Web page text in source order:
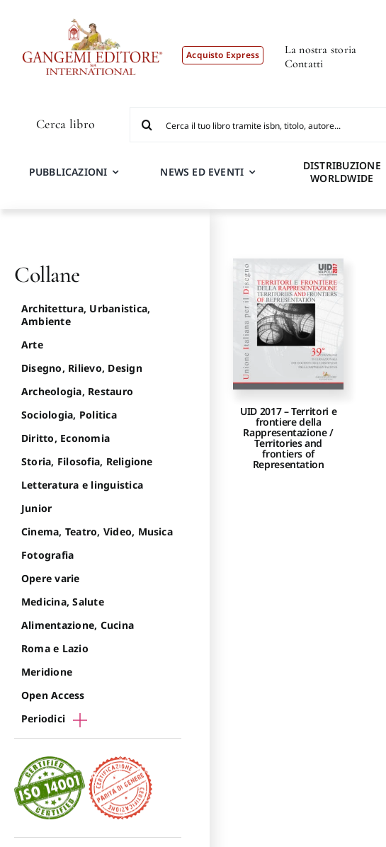
Acquisto Express
La nostra storia
Contatti
Cerca libro
per:
PUBBLICAZIONI NEWS ED EVENTI
DISTRIBUZIONE
WORLDWIDE
UID 2017 – Territori e
frontiere della
Rappresentazione /
Territories and
frontiers of
Representation
Collane
Architettura, Urbanistica,
Ambiente
Arte
Disegno, Rilievo, Design
Archeologia, Restauro
Sociologia, Politica
Diritto, Economia
Storia, Filosofia, Religione
Letteratura e linguistica
Junior
Cinema, Teatro, Video, Musica
Fotografia
Opere varie
Medicina, Salute
Alimentazione, Cucina
Roma e Lazio
Meridione
Open Access
Periodici